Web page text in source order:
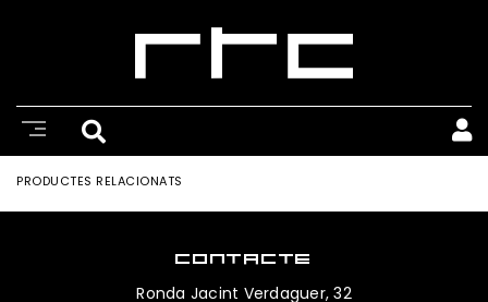
PRODUCTES RELACIONATS
CONTACTE
Ronda Jacint Verdaguer, 32